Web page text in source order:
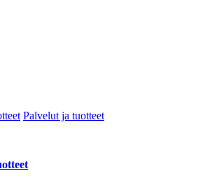
Palvelut ja tuotteet